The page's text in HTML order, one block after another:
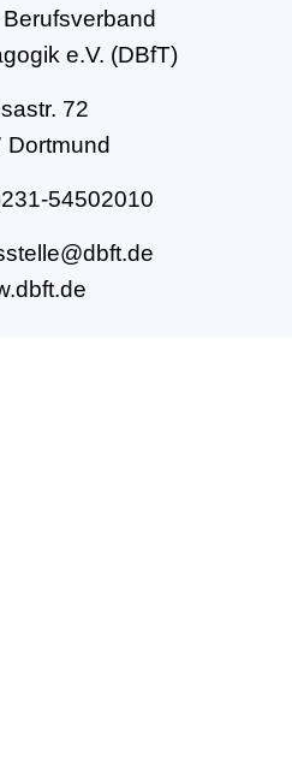
e.V. (DBfT)
72
Dortmund
54502010